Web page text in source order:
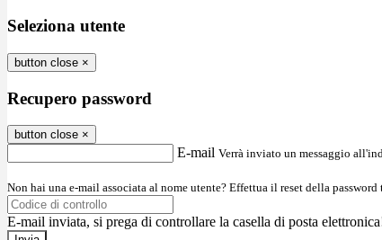
Seleziona utente
button close ×
Recupero password
button close ×
E-mail Verrà inviato un messaggio
Non hai una e-mail associata al nome utente? Effettua il reset della password
E-mail inviata, si prega di controllare la casella di posta